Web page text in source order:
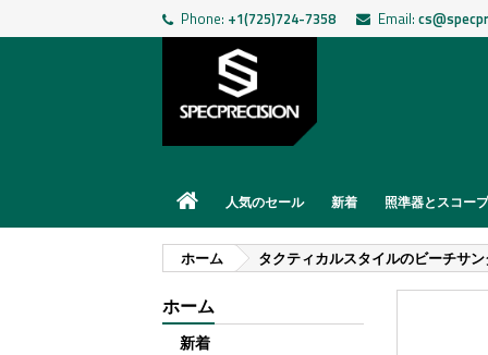
Phone: +1(725)724-7358 Email:
人気のセール 新着 照準器とスコー
ホーム タクティカルスタイルのビーチサ
ホーム
新着